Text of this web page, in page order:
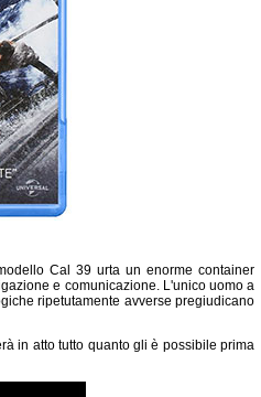
Cal 39 urta un enorme container
e comunicazione. L'unico uomo a
ripetutamente avverse pregiudicano
in atto tutto quanto gli è possibile prima